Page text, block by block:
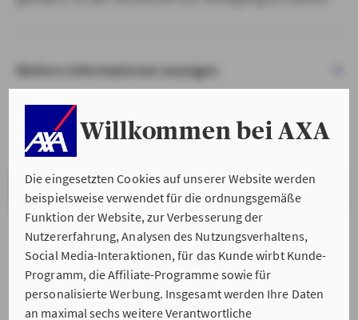
Willkommen bei AXA
Die eingesetzten Cookies auf unserer Website werden
beispielsweise verwendet für die ordnungsgemäße
Funktion der Website, zur Verbesserung der
Nutzererfahrung, Analysen des Nutzungsverhaltens,
Social Media-Interaktionen, für das Kunde wirbt Kunde-
Programm, die Affiliate-Programme sowie für
personalisierte Werbung. Insgesamt werden Ihre Daten
an maximal sechs weitere Verantwortliche
Weitere Informationen anzeigen
VERSTANDEN & WEITER